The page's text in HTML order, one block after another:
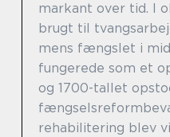
markant over tid. I
brugt til
mens fængslet i
fungerede som et
og 1700-tallet
rehabilitering blev